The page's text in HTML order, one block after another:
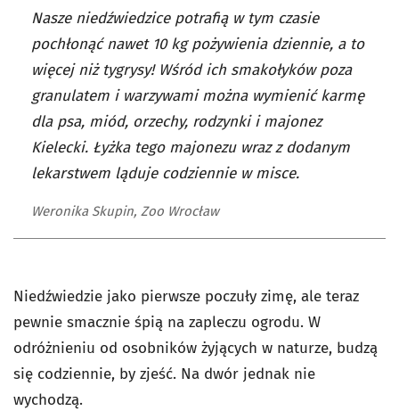
Nasze niedźwiedzice potrafią w tym czasie
pochłonąć nawet 10 kg pożywienia dziennie, a to
więcej niż tygrysy! Wśród ich smakołyków poza
granulatem i warzywami można wymienić karmę
dla psa, miód, orzechy, rodzynki i majonez
Kielecki. Łyżka tego majonezu wraz z dodanym
lekarstwem ląduje codziennie w misce.
Weronika Skupin, Zoo Wrocław
Niedźwiedzie jako pierwsze poczuły zimę, ale teraz
pewnie smacznie śpią na zapleczu ogrodu. W
odróżnieniu od osobników żyjących w naturze, budzą
się codziennie, by zjeść. Na dwór jednak nie
wychodzą.